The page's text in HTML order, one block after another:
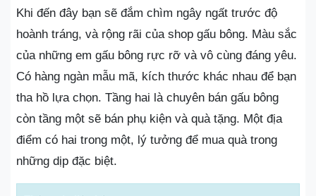
Khi đến đây bạn sẽ đắm chìm ngây ngất trước độ
hoành tráng, và rộng rãi của shop gấu bông. Màu sắc
của những em gấu bông rực rỡ và vô cùng đáng yêu.
Có hàng ngàn mẫu mã, kích thước khác nhau để bạn
tha hồ lựa chọn. Tầng hai là chuyên bán gấu bông
còn tầng một sẽ bán phụ kiện và quà tặng. Một địa
điểm có hai trong một, lý tưởng để mua quà trong
những dịp đặc biệt.